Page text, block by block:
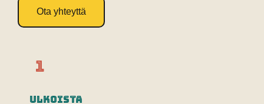
Ota yhteyttä
1
Ulkoista